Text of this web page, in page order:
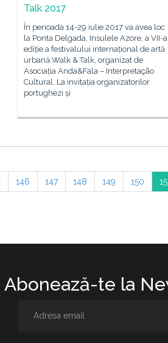
Talk 2017
În perioada 14-29 iulie 2017 va avea loc
la Ponta Delgada, Insulele Azore, a VII-a
ediție a festivalului internațional de artă
urbană Walk & Talk, organizat de
Asociația Anda&Fala – Interpretação
Cultural. La invitația organizatorilor
portughezi și
146 147 148 149 150
Abonează-te la